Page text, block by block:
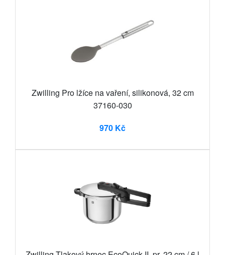
Zwilling Pro lžíce na vaření, silikonová, 32 cm
37160-030
970 Kč